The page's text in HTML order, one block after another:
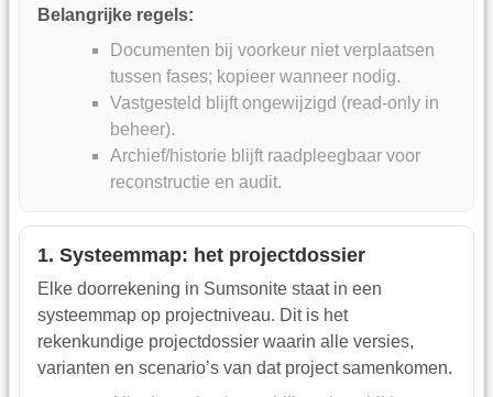
Belangrijke regels:
Documenten bij voorkeur niet verplaatsen
tussen fases; kopieer wanneer nodig.
Vastgesteld blijft ongewijzigd (read-only in
beheer).
Archief/historie blijft raadpleegbaar voor
reconstructie en audit.
1. Systeemmap: het projectdossier
Elke doorrekening in Sumsonite staat in een
systeemmap op projectniveau. Dit is het
rekenkundige projectdossier waarin alle versies,
varianten en scenario’s van dat project samenkomen.